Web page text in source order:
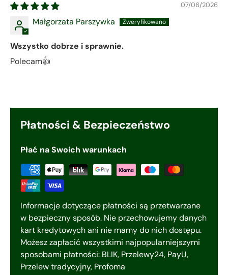
07/06/2026
Małgorzata Parszywka
Wszystko dobrze i sprawnie.
Polecam👍
Płatności & Bezpieczeństwo
Płać na Swoich warunkach
Informacje dotyczące płatności są przetwarzane
w bezpieczny sposób. Nie przechowujemy danych
kart kredytowych ani nie mamy do nich dostępu.
Możesz zapłacić wszystkimi najpopularniejszymi
sposobami płatności: BLIK, Przelewy24, PayU,
Przelew tradycyjny, Profoma